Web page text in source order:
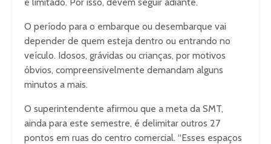
O período para o embarque ou desembarque vai
depender de quem esteja dentro ou entrando no
veículo. Idosos, grávidas ou crianças, por motivos
óbvios, compreensivelmente demandam alguns
minutos a mais.
O superintendente afirmou que a meta da SMT,
ainda para este semestre, é delimitar outros 27
pontos em ruas do centro comercial. “Esses espaços